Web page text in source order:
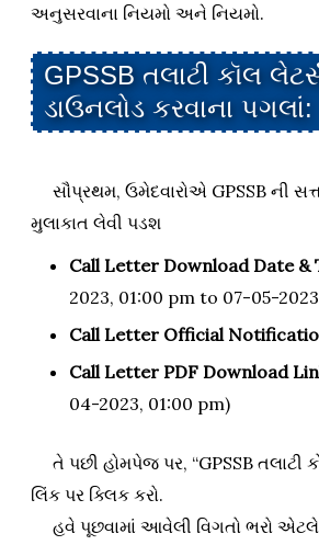
અનુસરવાના નિયમો અને નિયમો.
GPSSB તલાટી કૉલ
ડાઉનલોડ કરવાના પગલાં:
સૌપ્રથમ, ઉમેદવારોએ GPSSB ની
મુલાકાત લેવી પડશ
Call Letter Download Date &
2023, 01:00 pm to 07-05-
Call Letter Official
Call Letter PDF Download
04-2023, 01:00 pm)
તે પછી હોમપેજ પર, “GPSSB તલાટી
લિંક પર ક્લિક કરો.
હવે પૂછવામાં આવેલી વિગતો ભરો